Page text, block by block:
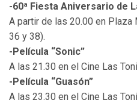
-60ª Fiesta Aniversario de
A partir de las 20.00 en Plaza
36 y 38).
-Película “Sonic”
A las 21.30 en el Cine Las
-Película “Guasón”
A las 23.30 en el Cine Las